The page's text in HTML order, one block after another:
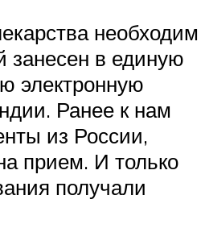
необходим
занесен в единую
электронную
Ранее к нам
из России,
прием. И только
получали